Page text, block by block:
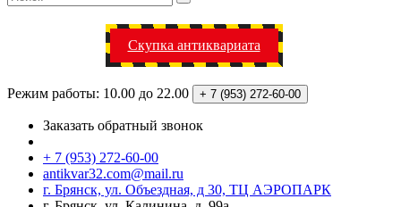
Скупка антиквариата
Режим работы: 10.00 до 22.00 + 7 (953) 272-60-00
Заказать обратный звонок
+ 7 (953) 272-60-00
antikvar32.com@mail.ru
г. Брянск, ул. Объездная, д 30, ТЦ АЭРОПАРК